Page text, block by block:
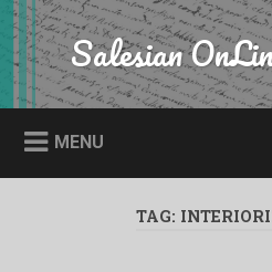
Skip
to
content
Search Salesian
MENU
TAG: